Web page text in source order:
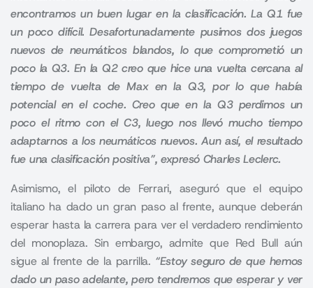
encontramos un buen lugar en la clasificación. La Q1 fue
un poco difícil. Desafortunadamente pusimos dos juegos
nuevos de neumáticos blandos, lo que comprometió un
poco la Q3. En la Q2 creo que hice una vuelta cercana al
tiempo de vuelta de Max en la Q3, por lo que había
potencial en el coche. Creo que en la Q3 perdimos un
poco el ritmo con el C3, luego nos llevó mucho tiempo
adaptarnos a los neumáticos nuevos. Aun así, el resultado
fue una clasificación positiva”, expresó Charles Leclerc.
Asimismo, el piloto de Ferrari, aseguró que el equipo
italiano ha dado un gran paso al frente, aunque deberán
esperar hasta la carrera para ver el verdadero rendimiento
del monoplaza. Sin embargo, admite que Red Bull aún
sigue al frente de la parrilla. “Estoy seguro de que hemos
dado un paso adelante, pero tendremos que esperar y ver